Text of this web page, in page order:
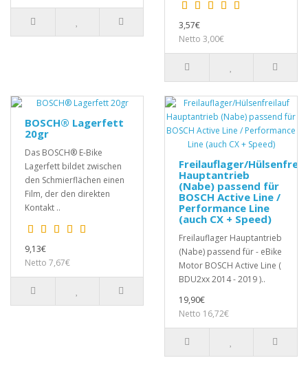
3,57€
Netto 3,00€
BOSCH® Lagerfett
20gr
Das BOSCH® E-Bike
Lagerfett bildet zwischen
den Schmierflächen einen
Film, der den direkten
Kontakt ..
9,13€
Netto 7,67€
Freilauflager/
Hauptantrieb
(Nabe) passend für
BOSCH Active Line /
Performance Line
(auch CX + Speed)
Freilauflager Hauptantrieb
(Nabe) passend für - eBike
Motor BOSCH Active Line (
BDU2xx 2014 - 2019 )..
19,90€
Netto 16,72€